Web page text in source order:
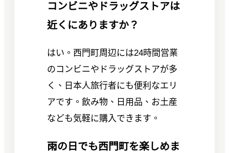
コンビニやドラッグストアは
近くにありますか？
はい。西門町周辺には24時間営業
のコンビニやドラッグストアが多
く、日本人旅行者にも便利なエリ
アです。飲み物、日用品、お土産
なども気軽に購入できます。
雨の日でも西門町を楽しめま